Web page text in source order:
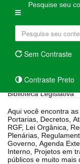
Pesquise seu
Sem Contraste
Contraste Preto
Biblioteca Legislativa
Aqui você encontra as Leis
Portarias, Decretos, Atas,
RGF, Lei Orgânica,
Plenárias,
Governo, Agenda Externa do presidente, Relatório do Controle
Interno, Projetos em tramitação na Câmara, Controle dos bens
públicos e